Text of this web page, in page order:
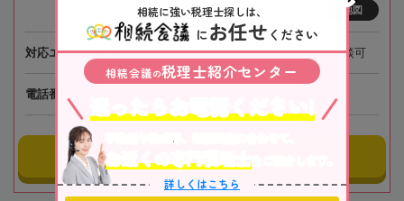
PREX6階
地図
対応エリア 東京、埼玉、神奈川、千葉、全国オンライン相談可
電話番号
事務所にメールする
相続に強い税理士探しは、
にお任せ ください
相続会議の税理士紹介センター
不動産や株式等、相続資産に合わせて、
お近くの専門税理士 をご紹介します。
詳しくはこちら